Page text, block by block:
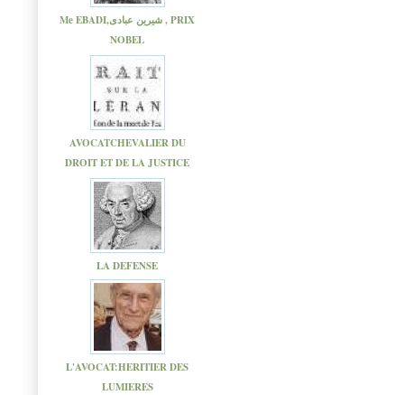
Me EBADI,شیرین عبادی , PRIX
NOBEL
AVOCATCHEVALIER DU
DROIT ET DE LA JUSTICE
LA DEFENSE
L'AVOCAT:HERITIER DES
LUMIERES